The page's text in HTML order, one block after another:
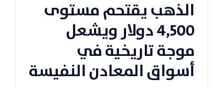
الذهب يقتحم مستوى
4,500 دولار ويشعل
موجة تاريخية في
أسواق المعادن النفيسة